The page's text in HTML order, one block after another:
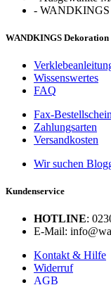
- WANDKINGS
WANDKINGS Dekoration
Wissenswertes
FAQ
Fax-Bestellschein
Zahlungsarten
Versandkosten
Wir suchen
Kundenservice
HOTLINE:
E-Mail:
Kontakt & Hilfe
Widerruf
AGB